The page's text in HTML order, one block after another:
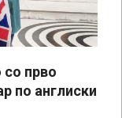
прво
по англиски